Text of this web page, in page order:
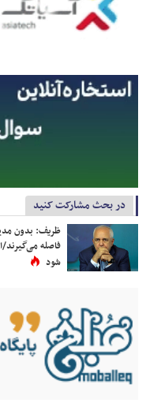
در بحث مشارکت کنید
ظریف: بدون
فاصله می‌گیرند/
شود